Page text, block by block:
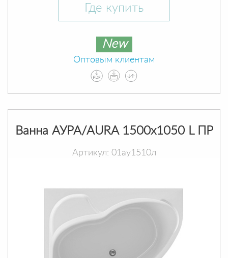
Где купить
New
Оптовым клиентам
Ванна АУРА/AURA 1500х1050 L ПР
Артикул: 01ау1510л